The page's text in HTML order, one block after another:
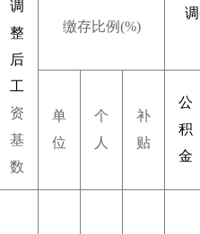
调
整
后
工
资
基
数
缴存比例(%)
单
位
个
人
补
贴
公
积
金